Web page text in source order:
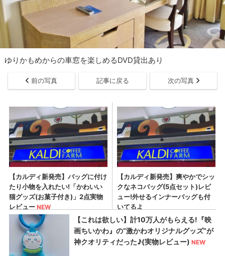
ゆりかもめからの車窓を楽しめるDVD貸出あり
前の写真 記事に戻る 次の写真